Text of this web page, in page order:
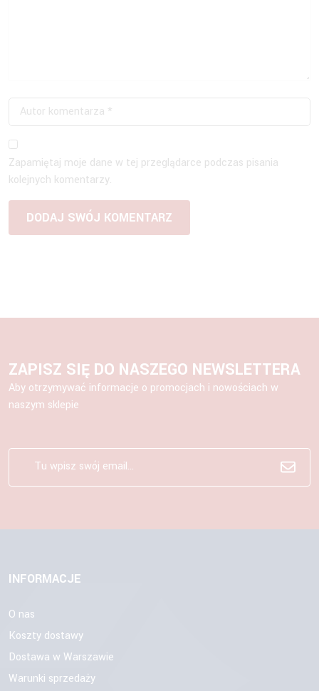
Zapamiętaj moje dane w tej przeglądarce podczas pisania
kolejnych komentarzy.
ZAPISZ SIĘ DO NASZEGO NEWSLETTERA
Aby otrzymywać informacje o promocjach i nowościach w
naszym sklepie
INFORMACJE
O nas
Koszty dostawy
Dostawa w Warszawie
Warunki sprzedaży